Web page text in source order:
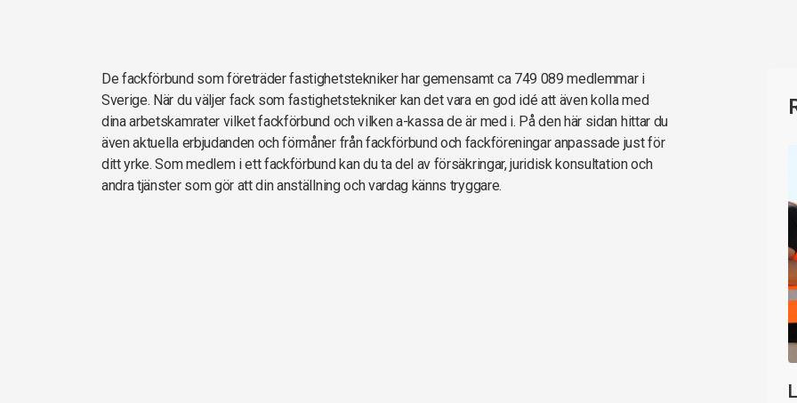
De fackförbund som företräder fastighetstekniker har gemensamt ca 749 089 medlemmar i
Sverige. När du väljer fack som fastighetstekniker kan det vara en god idé att även kolla med
dina arbetskamrater vilket fackförbund och vilken a-kassa de är med i. På den här sidan hittar du
även aktuella erbjudanden och förmåner från fackförbund och fackföreningar anpassade just för
ditt yrke. Som medlem i ett fackförbund kan du ta del av försäkringar, juridisk konsultation och
andra tjänster som gör att din anställning och vardag känns tryggare.